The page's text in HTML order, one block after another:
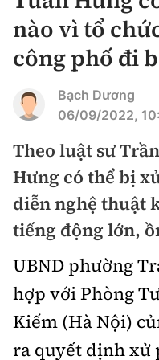
Chuyện dọc đường
Cải chính
Quy hoạch kiến trúc
Vật liệu xây dựng
Giám định chất lượng
Quản lý đô thị
Quản lý
Đường bộ
Hàng không
Đường sắt
Đăng kiểm
Đường sắt tốc độ cao
Đường thủy
Hàng hải
Đường sắt đô thị
Kinh tế
Thị trường
Tài chính
Chứng khoán
Bảo hiểm
Doanh nghiệp
Pháp luật
Thanh tra
An ninh hình sự
Điều tra
Pháp đình
Hỏi - Đáp
Giao thông 24h
ATGT địa phương
Lái xe an toàn
Chung tay vì ATGT
Chất lượng sống
Giáo dục
Y tế
Đời sống
Lao động - Công đoàn
Văn hóa - Giải Trí
Văn hóa
Showbiz
Điện ảnh
Thể thao
Bóng đá
Bình luận
Công nghệ
nào vì tổ
công phố đi
Bạch Dương
06/09/2022,
Theo luật sư
Hưng có thể bị
diễn nghệ thuật
tiếng động lớn,
UBND phường
hợp với Phòng
Kiếm (Hà Nội)
ra quyết định xử